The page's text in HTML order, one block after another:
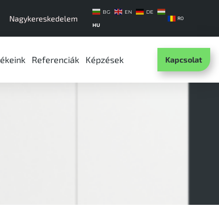
Nagykereskedelem
BG EN DE
HU
RO
Referenciák Képzések Kapcsolat